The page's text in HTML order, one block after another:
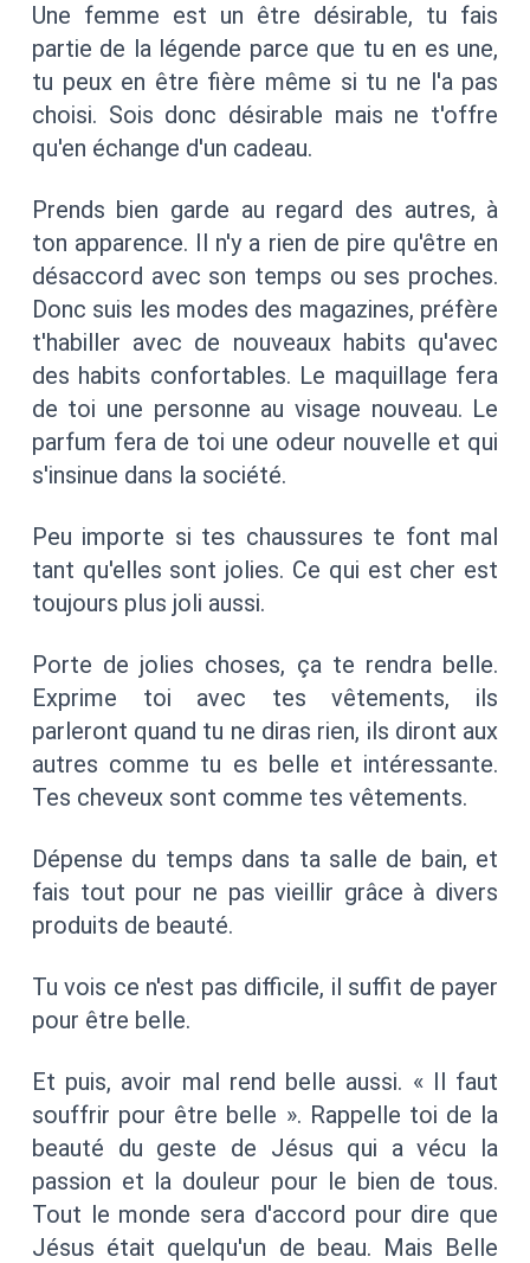
Une femme est un être désirable, tu fais
partie de la légende parce que tu en es une,
tu peux en être fière même si tu ne l'a pas
choisi. Sois donc désirable mais ne t'offre
qu'en échange d'un cadeau.
Prends bien garde au regard des autres, à
ton apparence. Il n'y a rien de pire qu'être en
désaccord avec son temps ou ses proches.
Donc suis les modes des magazines, préfère
t'habiller avec de nouveaux habits qu'avec
des habits confortables. Le maquillage fera
de toi une personne au visage nouveau. Le
parfum fera de toi une odeur nouvelle et qui
s'insinue dans la société.
Peu importe si tes chaussures te font mal
tant qu'elles sont jolies. Ce qui est cher est
toujours plus joli aussi.
Porte de jolies choses, ça te rendra belle.
Exprime toi avec tes vêtements, ils
parleront quand tu ne diras rien, ils diront aux
autres comme tu es belle et intéressante.
Tes cheveux sont comme tes vêtements.
Dépense du temps dans ta salle de bain, et
fais tout pour ne pas vieillir grâce à divers
produits de beauté.
Tu vois ce n'est pas difficile, il suffit de payer
pour être belle.
Et puis, avoir mal rend belle aussi. « Il faut
souffrir pour être belle ». Rappelle toi de la
beauté du geste de Jésus qui a vécu la
passion et la douleur pour le bien de tous.
Tout le monde sera d'accord pour dire que
Jésus était quelqu'un de beau. Mais Belle